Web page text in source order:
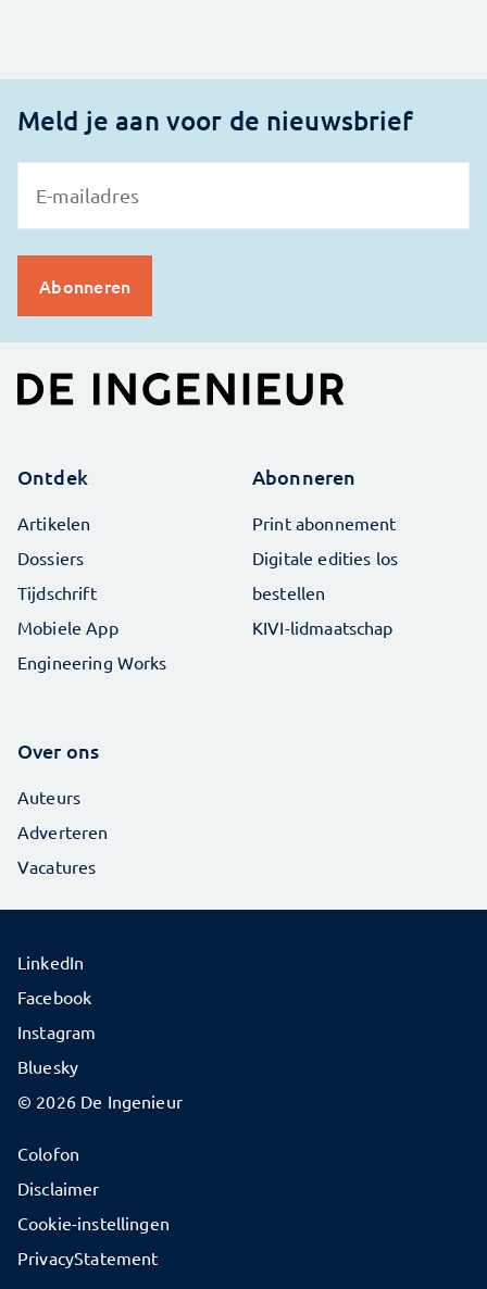
Meld je aan voor de nieuwsbrief
Ontdek
Artikelen
Dossiers
Tijdschrift
Mobiele App
Engineering Works
Abonneren
Print abonnement
Digitale edities los
bestellen
KIVI-lidmaatschap
Over ons
Auteurs
Adverteren
Vacatures
© 2026 De Ingenieur
Colofon
Disclaimer
Cookie-instellingen
PrivacyStatement
LinkedIn
Facebook
Instagram
Bluesky